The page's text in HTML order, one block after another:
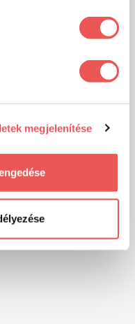
megjelenítése